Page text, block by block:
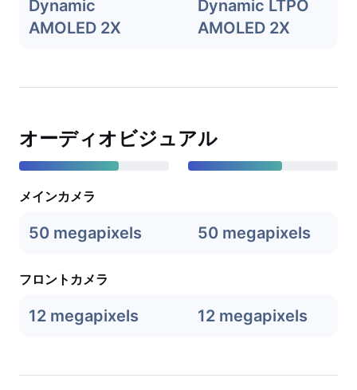
Dynamic
AMOLED 2X
Dynamic LTPO
AMOLED 2X
オーディオビジュアル
メインカメラ
50 megapixels 50 megapixels
フロントカメラ
12 megapixels 12 megapixels